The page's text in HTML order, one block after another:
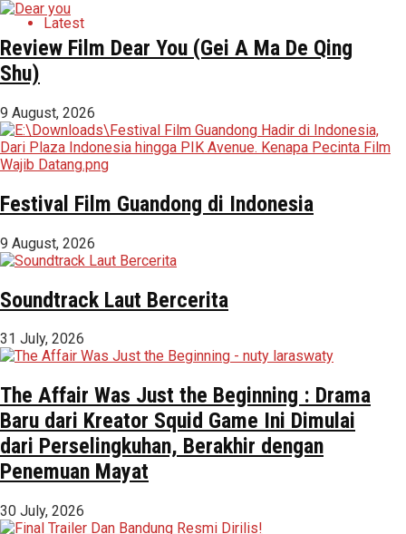
Latest
Review Film Dear You (Gei A Ma De Qing
Shu)
9 August, 2026
Festival Film Guandong di Indonesia
9 August, 2026
Soundtrack Laut Bercerita
31 July, 2026
The Affair Was Just the Beginning : Drama
Baru dari Kreator Squid Game Ini Dimulai
dari Perselingkuhan, Berakhir dengan
Penemuan Mayat
30 July, 2026